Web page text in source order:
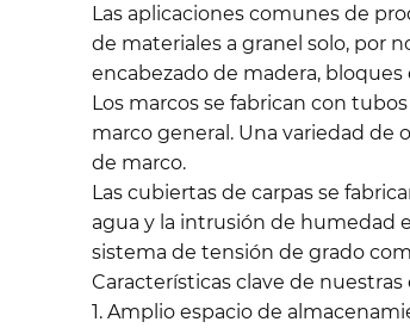
Las aplicaciones comunes de
de materiales a granel solo, por
encabezado de madera,
Los marcos se fabrican con
marco general. Una variedad de
de marco.
Las cubiertas de carpas se
agua y la intrusión de humedad
sistema de tensión de grado
Características clave de
1. Amplio espacio de